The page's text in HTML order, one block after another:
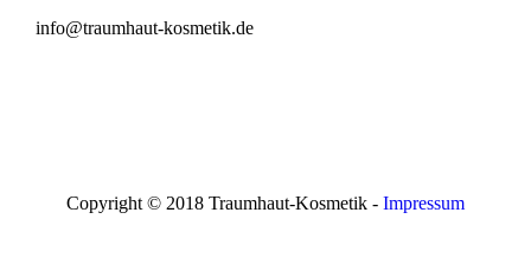
info@traumhaut-kosmetik.de
Copyright © 2018 Traumhaut-Kosmetik - Impressum